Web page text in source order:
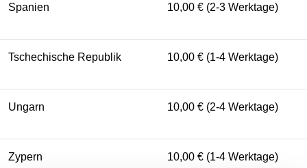
Spanien 10,00 € (2-3 Werktage)
Tschechische Republik 10,00 € (1-4 Werktage)
Ungarn 10,00 € (2-4 Werktage)
Zypern 10,00 € (1-4 Werktage)